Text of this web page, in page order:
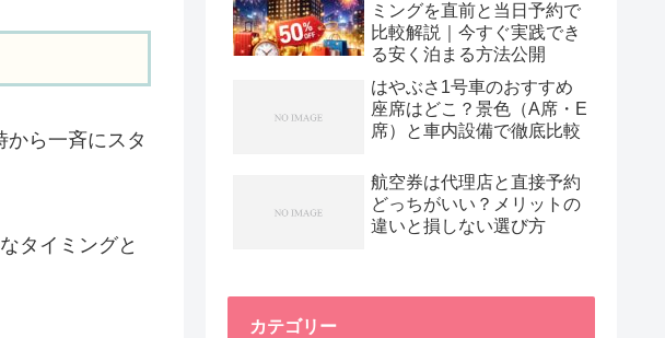
ら一斉にスタ
タイミングと
ミングを直前と当日予約で
比較解説｜今すぐ実践でき
る安く泊まる方法公開
はやぶさ1号車のおすすめ
座席はどこ？景色（A席・E
席）と車内設備で徹底比較
航空券は代理店と直接予約
どっちがいい？メリットの
違いと損しない選び方
カテゴリー